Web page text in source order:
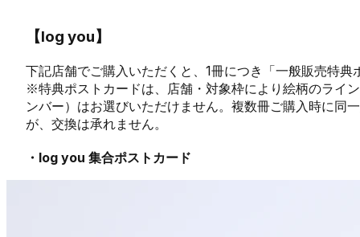
【log you】
下記店舗でご購入いただくと、1冊につき「一般販売特典
※特典ポストカードは、店舗・対象枠により絵柄のライ
ンバー）はお選びいただけません。複数冊ご購入時に同
が、交換は承れません。
・log you 集合ポストカード